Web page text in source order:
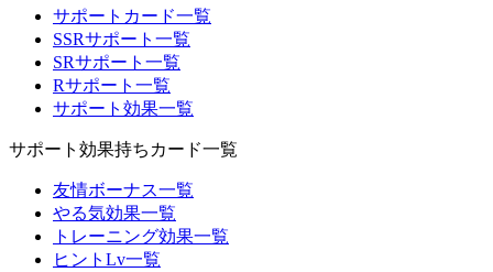
サポートカード一覧
SSRサポート一覧
SRサポート一覧
Rサポート一覧
サポート効果一覧
サポート効果持ちカード一覧
友情ボーナス一覧
やる気効果一覧
トレーニング効果一覧
ヒントLv一覧